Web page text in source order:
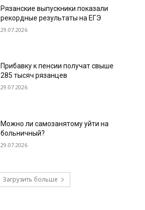
Рязанские выпускники показали
рекордные результаты на ЕГЭ
29.07.2026
Прибавку к пенсии получат свыше
285 тысяч рязанцев
29.07.2026
Можно ли самозанятому уйти на
больничный?
29.07.2026
Загрузить больше